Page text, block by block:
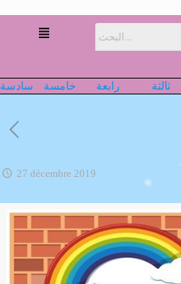
ثالثة رابعة خامسة سادسة
27 décembre 2019